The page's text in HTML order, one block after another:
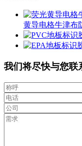
黄导电格牛津布
我们将尽快与您联